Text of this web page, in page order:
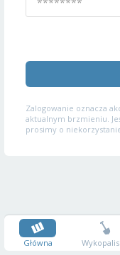
Zalogowanie oznacza
aktualnym brzmieniu.
prosimy o
Główna